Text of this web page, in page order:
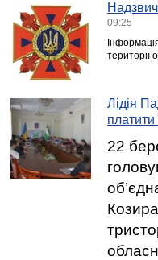
09:25
території
Лідія
платити
22